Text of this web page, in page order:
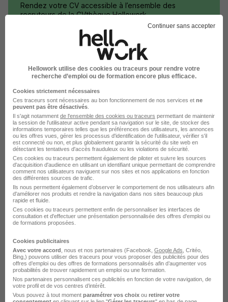
Rendez votre CV accessible à l’ensemble des
recruteurs de la CVthèque Hellowork.
Rendre mon CV visible
Le Recrutement chez Terrena dans le
domaine Production
Terrena Conducteur de ligne
Terrena Conducteur d'installation
Terrena Opérateur de production
Terrena Ordonnanceur
Terrena Technicien chaudronnerie
Terrena Responsable de production
Postuler chez Terrena par Métier
Chauffeur citerne Terrena
Continuer sans accepter
Hellowork utilise des cookies ou traceurs pour rendre votre
recherche d’emploi ou de formation encore plus efficace.
Cookies strictement nécessaires
Ces traceurs sont nécessaires au bon fonctionnement de nos services et ne
peuvent pas être désactivés
Il s'agit notamment de l'ensemble des cookies ou traceurs permettant de maintenir
la session de l'utilisateur active pendant sa navigation sur le site, de stocker des
informations temporaires telles que les préférences des utilisateurs, les annonces
ou les offres vues, gérer les processus d'identification de l'utilisateur, vérifier s'il
est connecté ou non, et plus globalement garantir la sécurité du site web en
détectant les tentatives d'accès frauduleux ou les violations de sécurité.
Ces cookies ou traceurs permettent également de piloter et suivre les sources
d'acquisition d'audience en utilisant un identifiant unique permettant de comprendre
comment nos utilisateurs naviguent sur nos sites et nos applications en fonction
des différentes sources de trafic.
Ils nous permettent également d’observer le comportement de nos utilisateurs afin
d'améliorer nos produits et rendre la navigation dans nos sites beaucoup plus
rapide et fluide.
Ces cookies ou traceurs permettent enfin de personnaliser les interfaces de
consultation et d'effectuer une présentation personnalisée des offres d'emploi ou
de formations proposées.
Cookies publicitaires
Avec votre accord , nous et nos partenaires (Facebook, Google Ads , Critéo,
Bing,) pouvons utiliser des traceurs pour vous proposer des publicités pour des
offres d’emploi ou des offres de formations personnalisés afin d’augmenter vos
probabilités de trouver rapidement un emploi ou une formation.
Nos partenaires personnalisent ces publicités en fonction de votre navigation, de
votre profil et de vos centres d’intérêt.
Vous pouvez à tout moment paramétrer vos choix ou retirer votre